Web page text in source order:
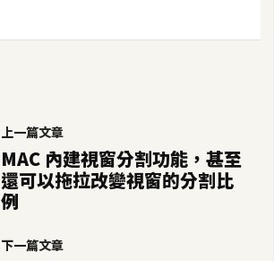
上一篇文章
MAC 內建視窗分割功能，甚至
還可以拖拉改變視窗的分割比
例
下一篇文章